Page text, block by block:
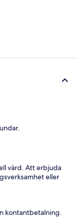
värd. Att erbjuda
eller
kontantbetalning.